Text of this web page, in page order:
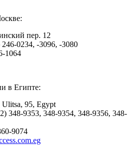
пер. 12
0234, -3096, -3080
1064
в Египте:
95, Egypt
348-9353, 348-9354, 348-9356, 348-
9074